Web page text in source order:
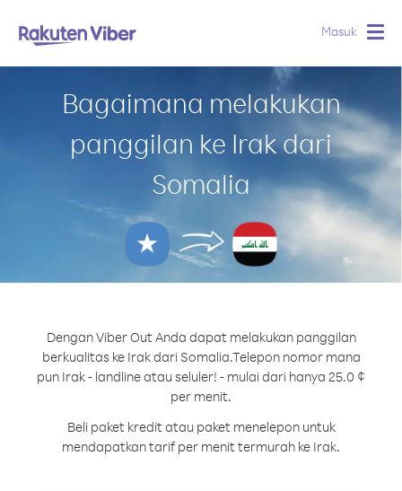
Masuk
Bagaimana melakukan
panggilan ke Irak dari
Somalia
Dengan Viber Out Anda dapat melakukan panggilan
berkualitas ke Irak dari Somalia.Telepon nomor mana
pun Irak - landline atau seluler! - mulai dari hanya 25.0 ¢
per menit.
Beli paket kredit atau paket menelepon untuk
mendapatkan tarif per menit termurah ke Irak.